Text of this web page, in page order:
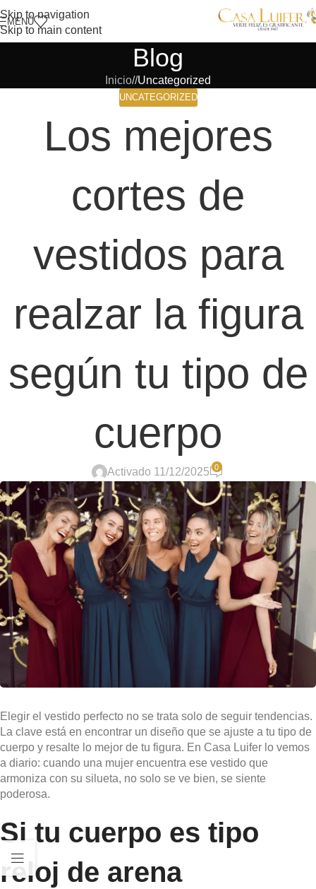
Skip to navigation
Skip to main content
MENÚ
Blog
Inicio/ Uncategorized
UNCATEGORIZED
Los mejores
cortes de
vestidos para
realzar la figura
según tu tipo de
cuerpo
Activado 11/12/2025 0
Elegir el vestido perfecto no se trata solo de seguir tendencias.
La clave está en encontrar un diseño que se ajuste a tu tipo de
cuerpo y resalte lo mejor de tu figura. En Casa Luifer lo vemos
a diario: cuando una mujer encuentra ese vestido que
armoniza con su silueta, no solo se ve bien, se siente
poderosa.
Si tu cuerpo es tipo
reloj de arena